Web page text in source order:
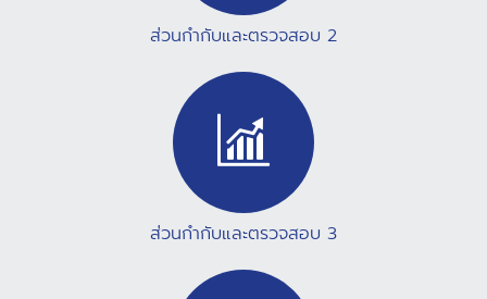
ส่วนกำกับและตรวจสอบ 2
ส่วนกำกับและตรวจสอบ 3